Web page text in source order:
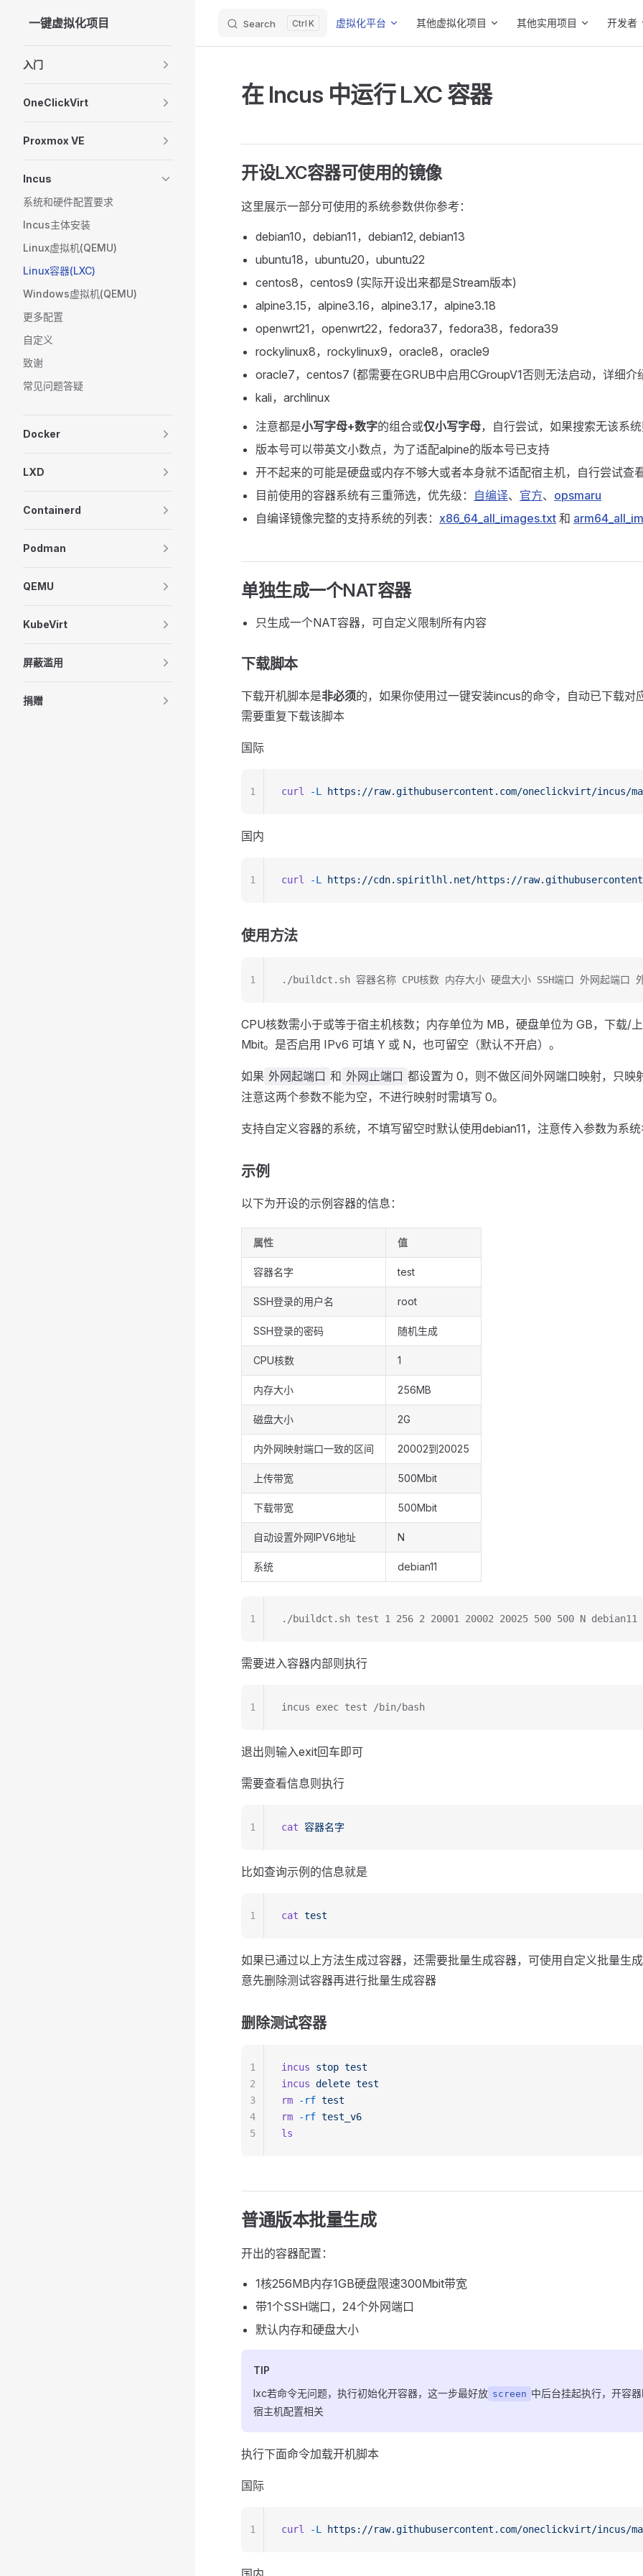
Skip to content
一键虚拟化项目 Search K 虚拟化平台 其他虚拟化项目 其他实用项目 开发者
入门
OneClickVirt
Proxmox VE
Incus
系统和硬件配置要求
Incus主体安装
Linux虚拟机(QEMU)
Linux容器(LXC)
Windows虚拟机(QEMU)
更多配置
自定义
致谢
常见问题答疑
Docker
LXD
Containerd
Podman
QEMU
KubeVirt
屏蔽滥用
捐赠
在 Incus 中运行 LXC 容器
开设LXC容器可使用的镜像
这里展示一部分可使用的系统参数供你参考：
debian10，debian11，debian12, debian13
ubuntu18，ubuntu20，ubuntu22
centos8，centos9 (实际开设出来都是Stream版本)
alpine3.15，alpine3.16，alpine3.17，alpine3.18
openwrt21，openwrt22，fedora37，fedora38，fedora39
rockylinux8，rockylinux9，oracle8，oracle9
oracle7，centos7 (都需要在GRUB中启用CGroupV1否则无法启动，详细介
kali，archlinux
注意都是小写字母+数字的组合或仅小写字母，自行尝试，如果搜索无该系
版本号可以带英文小数点，为了适配alpine的版本号已支持
开不起来的可能是硬盘或内存不够大或者本身就不适配宿主机，自行尝试查
目前使用的容器系统有三重筛选，优先级： 自编译、 官方、 opsmaru
自编译镜像完整的支持系统的列表： x86_64_all_images.txt 和
单独生成一个NAT容器
只生成一个NAT容器，可自定义限制所有内容
下载脚本
下载开机脚本是非必须的，如果你使用过一键安装incus的命令，自动已下载对
需要重复下载该脚本
国际
curl -L https://raw.githubusercontent.com/oneclickvirt/incus/
1
国内
curl -L https://cdn.spiritlhl.net/https://
1
使用方法
./buildct.sh 容器名称 CPU核数 内存大小 硬盘大小 SSH端口 外网起端口
1
CPU核数需小于或等于宿主机核数；内存单位为 MB，硬盘单位为 GB，下载/
Mbit。是否启用 IPv6 可填 Y 或 N，也可留空（默认不开启）。
如果 外网起端口 和 外网止端口 都设置为 0，则不做区间外网端口映射，只映
注意这两个参数不能为空，不进行映射时需填写 0。
支持自定义容器的系统，不填写留空时默认使用debian11，注意传入参数为系
示例
以下为开设的示例容器的信息：
属性 值
容器名字 test
SSH登录的用户名 root
SSH登录的密码 随机生成
CPU核数 1
内存大小 256MB
磁盘大小 2G
内外网映射端口一致的区间 20002到20025
上传带宽 500Mbit
下载带宽 500Mbit
自动设置外网IPV6地址 N
系统 debian11
./buildct.sh test 1 256 2 20001 20002 20025 500 500 N debian11
1
需要进入容器内部则执行
incus exec test /bin/bash
1
退出则输入exit回车即可
需要查看信息则执行
cat 容器名字
1
比如查询示例的信息就是
cat test
1
如果已通过以上方法生成过容器，还需要批量生成容器，可使用自定义批量生
意先删除测试容器再进行批量生成容器
删除测试容器
incus stop test
incus delete test
rm -rf test
rm -rf test_v6
ls
1
2
3
4
5
普通版本批量生成
开出的容器配置：
1核256MB内存1GB硬盘限速300Mbit带宽
带1个SSH端口，24个外网端口
默认内存和硬盘大小
TIP
lxc若命令无问题，执行初始化开容器，这一步最好放 screen 中后台挂起执行，开容
宿主机配置相关
执行下面命令加载开机脚本
国际
curl -L https://raw.githubusercontent.com/oneclickvirt/incus/
1